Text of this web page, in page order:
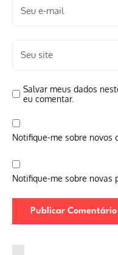
Salvar meus dados
eu comentar.
Notifique-me sobre novos
Notifique-me sobre novas